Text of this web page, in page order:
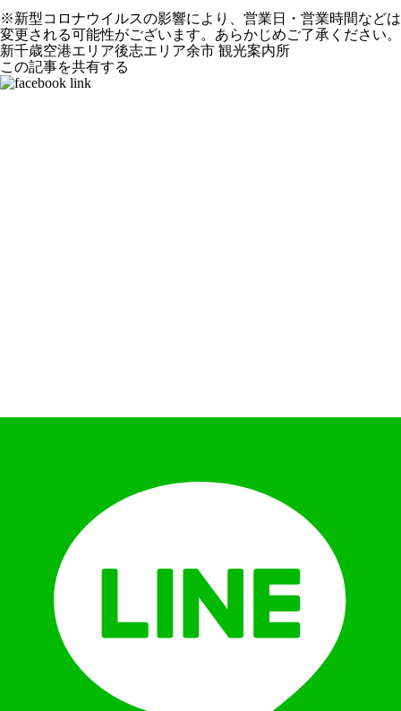
※新型コロナウイルスの影響により、営業日・営業時間などは
変更される可能性がございます。あらかじめご了承ください。
新千歳空港エリア後志エリア余市 観光案内所
この記事を共有する